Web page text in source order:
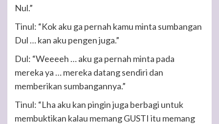
Nul.”
Tinul: “Kok aku ga pernah kamu minta sumbangan
Dul … kan aku pengen juga.”
Dul: “Weeeeh … aku ga pernah minta pada
mereka ya … mereka datang sendiri dan
memberikan sumbangannya.”
Tinul: “Lha aku kan pingin juga berbagi untuk
membuktikan kalau memang GUSTI itu memang